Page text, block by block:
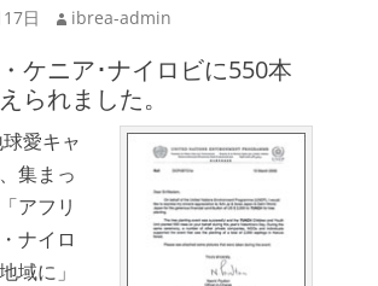
日
投
者
ibrea-admin
ケニア･ナイロビに550本
られました。
愛キャ
集まっ
アフリ
ナイロ
域に」